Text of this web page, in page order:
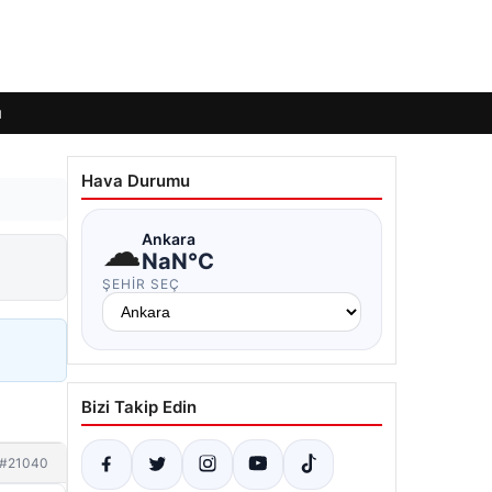
#21040
Hava Durumu
☁Ankara
NaN°C
ŞEHIR SEÇ
Bizi Takip Edin